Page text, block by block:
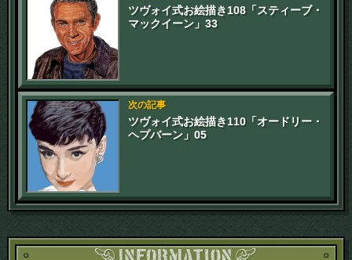
ツヴォイ式お絵描き108「スティーブ・
マックイーン」33
次の記事
ツヴォイ式お絵描き110「オードリー・
ヘプバーン」05